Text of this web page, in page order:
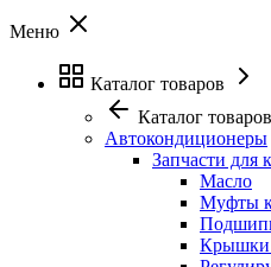
Меню
Каталог товаров
Каталог товаров
Автокондиционеры
Запчасти для
Масло
Муфты
Крышки